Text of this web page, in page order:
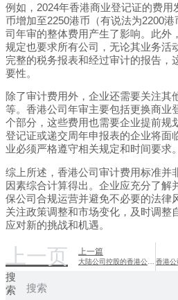
例如，2024年香港商业登记证的费用
币增加至2250港币（有说法为2200
司年审的整体费用产生了影响。此外
规定也要求所有公司，无论其业务活
完整的税务报表和经过审计的报告，
要性。
除了审计费用外，企业还需要关注其
等。香港公司年审主要包括更换商业
个部分，这些费用也需要企业提前规
登记证或递交周年申报表的企业将面
业必须严格遵守相关规定和时间要求。
综上所述，香港公司审计费用标准并
因素综合计算得出。企业应充分了解
保公司合规运营并避免不必要的法律
关注政策调整和市场变化，及时调整
应对新的挑战和机遇。
上一页 上一篇
搜
索